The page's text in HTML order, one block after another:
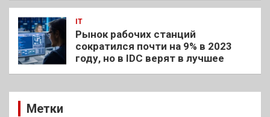
IT
Рынок рабочих станций
сократился почти на 9% в 2023
году, но в IDC верят в лучшее
Метки